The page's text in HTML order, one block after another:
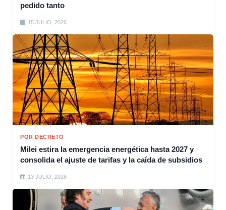
pedido tanto
15 JULIO, 2026
POR DECRETO
Milei estira la emergencia energética hasta 2027 y
consolida el ajuste de tarifas y la caída de subsidios
13 JULIO, 2026